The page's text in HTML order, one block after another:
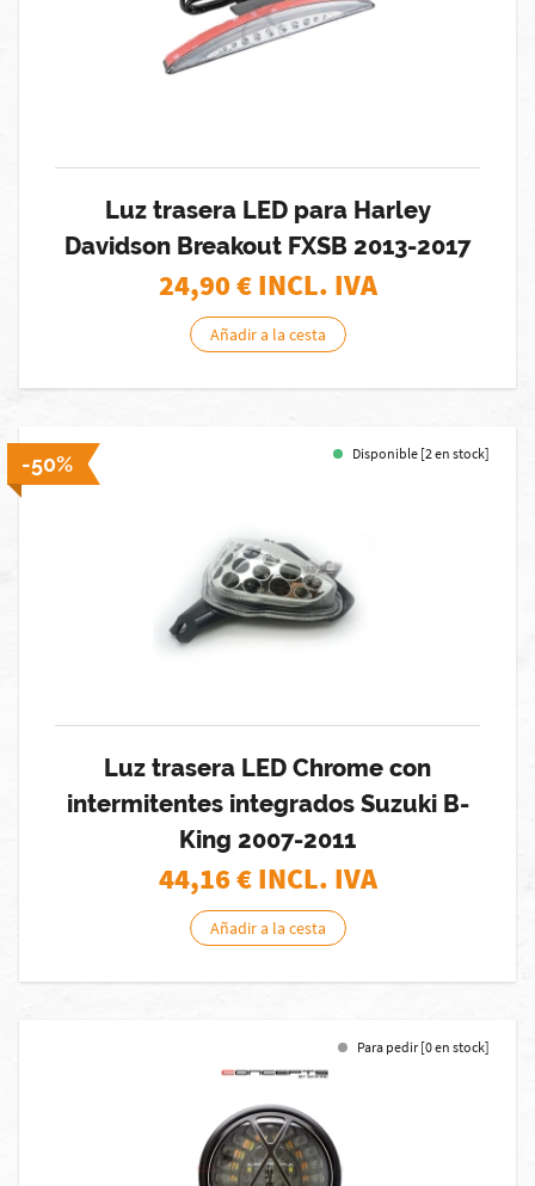
Luz trasera LED para Harley
Davidson Breakout FXSB 2013-2017
24,90€ INCL. IVA
Añadir a la cesta
-50% Disponible [2 en stock]
Luz trasera LED Chrome con
intermitentes integrados Suzuki B-
King 2007-2011
44,16€ INCL. IVA
Añadir a la cesta
Para pedir [0 en stock]